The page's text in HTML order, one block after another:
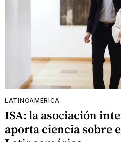
LATINOAMÉRICA
ISA: la asociación
aporta ciencia sobre